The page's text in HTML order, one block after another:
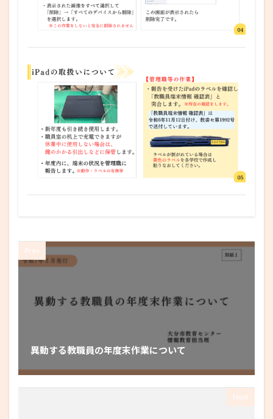
Prev
異動する教職員の年度末作業について
Next